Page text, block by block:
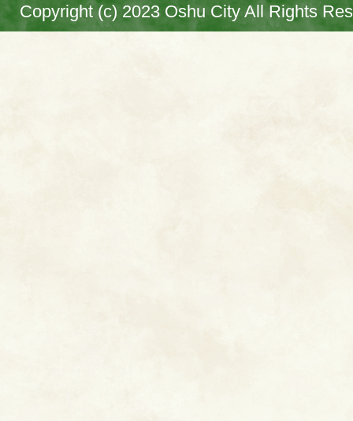
Copyright (c) 2023 Oshu City All Rights